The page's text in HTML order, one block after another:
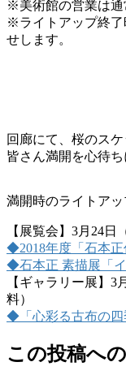
※美術館の営業は通
※ライトアップ終了
せします。
回廊にて、桜のスケ
皆さん満開を心待ち
満開時のライトアッ
【展覧会】3月24日
◆2018年度「石本正
◆石本正 素描展「イ
【ギャラリー展】3
料）
◆「心彩る古布の四
この投稿へ